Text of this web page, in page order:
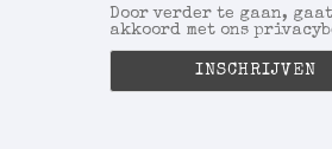
Door verder te gaan,
akkoord met ons